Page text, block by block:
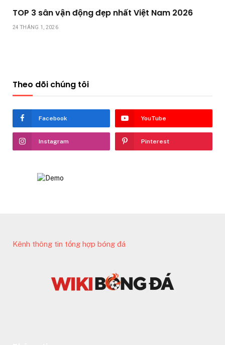
TOP 3 sân vận động đẹp nhất Việt Nam 2026
24 THÁNG 1, 2026
Theo dõi chúng tôi
Facebook YouTube
Instagram Pinterest
Kênh thông tin tổng hợp bóng đá